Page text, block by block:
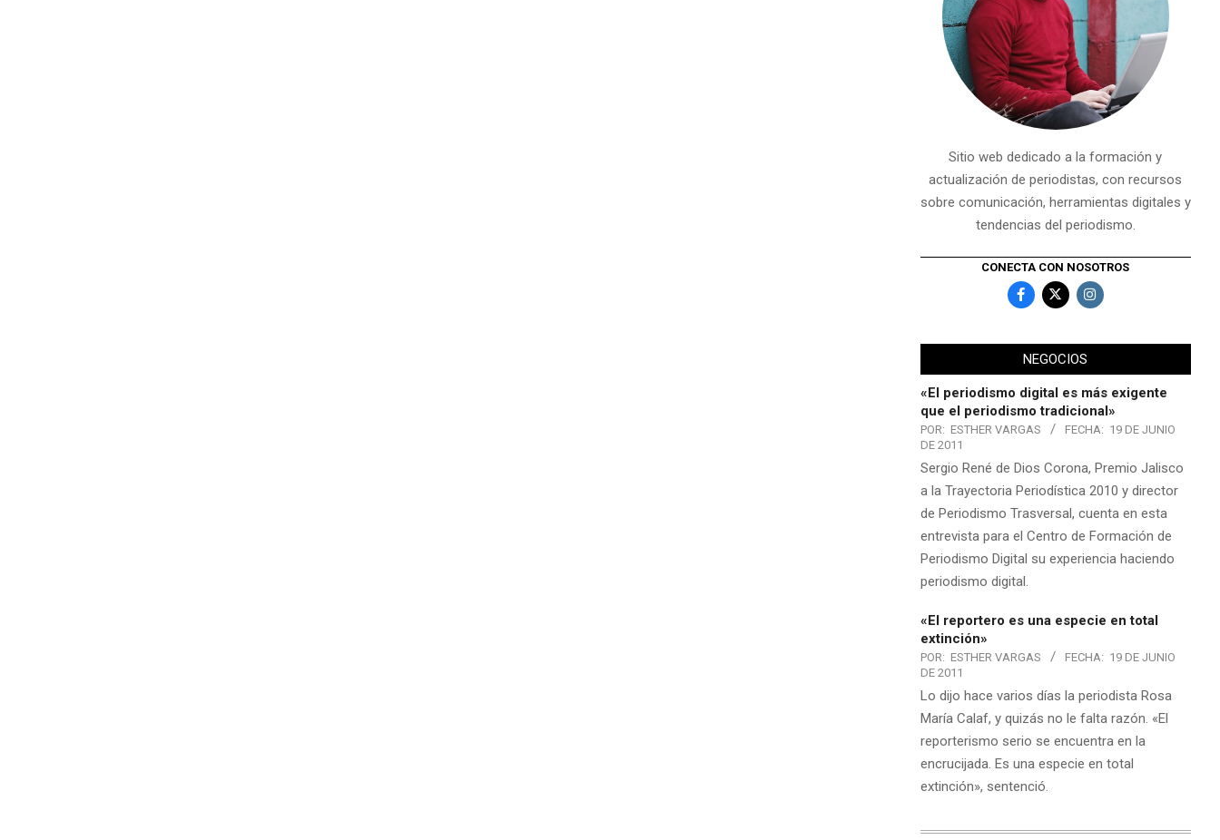
Sitio web dedicado a la formación y
actualización de periodistas, con recursos
sobre comunicación, herramientas digitales y
tendencias del periodismo.
CONECTA CON NOSOTROS
NEGOCIOS
«El periodismo digital es más exigente
que el periodismo tradicional»
POR: ESTHER VARGAS FECHA: 19 DE JUNIO
DE 2011
Sergio René de Dios Corona, Premio Jalisco
a la Trayectoria Periodística 2010 y director
de Periodismo Trasversal, cuenta en esta
entrevista para el Centro de Formación de
Periodismo Digital su experiencia haciendo
periodismo digital.
«El reportero es una especie en total
extinción»
POR: ESTHER VARGAS FECHA: 19 DE JUNIO
DE 2011
Lo dijo hace varios días la periodista Rosa
María Calaf, y quizás no le falta razón. «El
reporterismo serio se encuentra en la
encrucijada. Es una especie en total
extinción», sentenció.